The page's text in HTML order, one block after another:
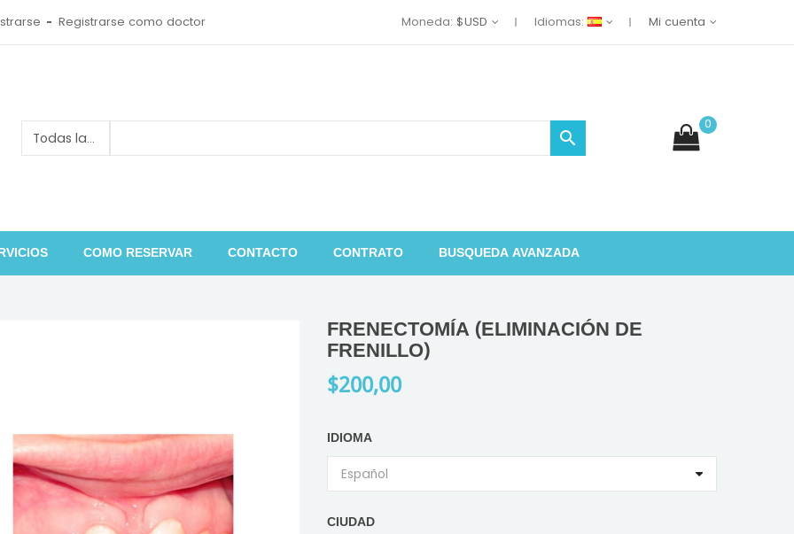
Moneda: $USD Idiomas: Mi cuenta
Registrarse como doctor
0

COMO RESERVAR CONTACTO CONTRATO BUSQUEDA AVANZADA
FRENECTOMÍA (ELIMINACIÓN DE
FRENILLO)
$200,00
IDIOMA
CIUDAD